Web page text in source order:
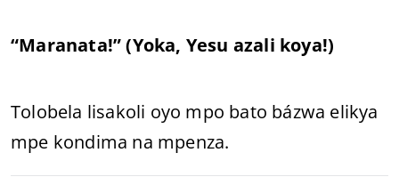
“Maranata!” (Yoka, Yesu azali koya!)
Tolobela lisakoli oyo mpo bato bázwa elikya
mpe kondima na mpenza.